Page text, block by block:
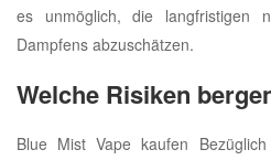
es unmöglich, die langfristigen
Dampfens abzuschätzen.
Welche Risiken
Blue Mist Vape kaufen